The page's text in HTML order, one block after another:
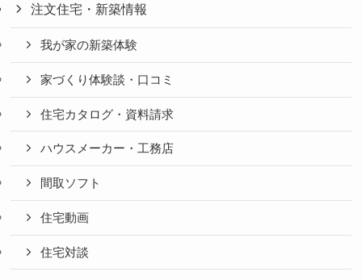
注文住宅・新築情報
我が家の新築体験
家づくり体験談・口コミ
住宅カタログ・資料請求
ハウスメーカー・工務店
間取ソフト
住宅動画
住宅対談